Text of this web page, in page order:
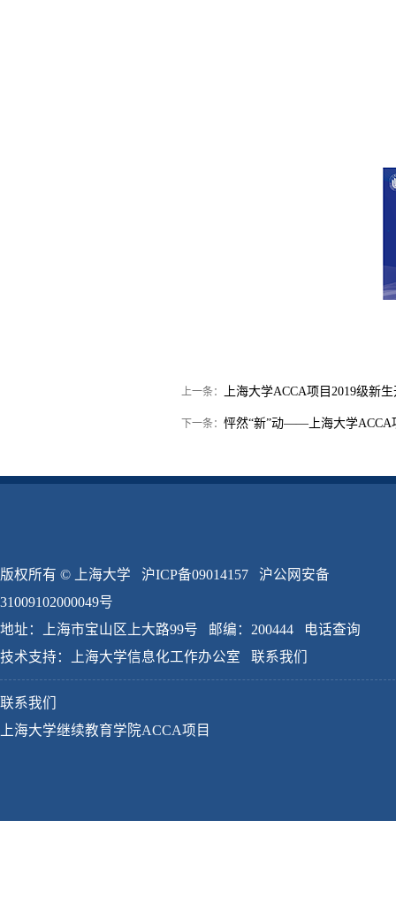
上一条： 上海大学ACCA项目2019级新
下一条： 怦然“新”动——上海大学ACCA
版权所有 © 上海大学 沪ICP备09014157
沪公网安备
31009102000049号
地址：上海市宝山区上大路99号 邮编：200444
电话查询
技术支持：
上海大学信息化工作办公室 联系我们
联系我们
上海大学继续教育学院ACCA项目